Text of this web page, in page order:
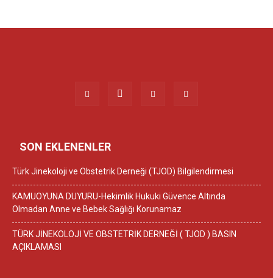
SON EKLENENLER
Türk Jinekoloji ve Obstetrik Derneği (TJOD) Bilgilendirmesi
KAMUOYUNA DUYURU-Hekimlik Hukuki Güvence Altında
Olmadan Anne ve Bebek Sağlığı Korunamaz
TÜRK JİNEKOLOJİ VE OBSTETRİK DERNEĞİ ( TJOD ) BASIN
AÇIKLAMASI